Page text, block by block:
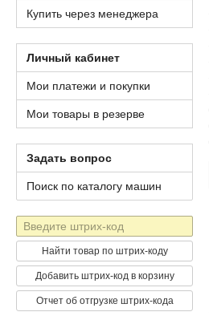
Купить через менеджера
Личный кабинет
Мои платежи и покупки
Мои товары в резерве
Задать вопрос
Поиск по каталогу машин
Штрих-
код
Найти товар по штрих-коду
Добавить штрих-код в корзину
Отчет об отгрузке штрих-кода